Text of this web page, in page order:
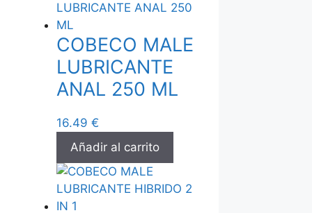
COBECO MALE
LUBRICANTE
ANAL 250 ML
16.49 €
Añadir al carrito